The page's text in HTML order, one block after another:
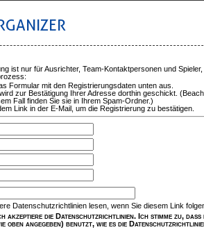
ist nur für Ausrichter, Team-Kontaktpersonen und
Formular mit den Registrierungsdaten unten aus.
zur Bestätigung Ihrer Adresse dorthin geschickt.
Fall finden Sie sie in Ihrem Spam-Ordner.)
Link in der E-Mail, um die Registrierung zu bestätigen.
Datenschutzrichtlinien lesen, wenn Sie diesem Link
akzeptiere die Datenschutzrichtlinien. Ich stimme zu,
oben angegeben) benutzt, wie es die